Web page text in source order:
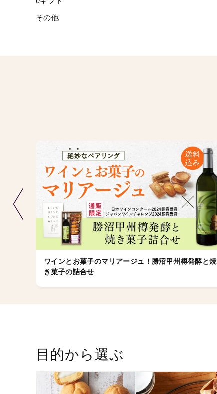
その他
ワインとお菓子のマリアージュ！勝沼甲州樽発酵と焼
き菓子の詰合せ
目的から選ぶ